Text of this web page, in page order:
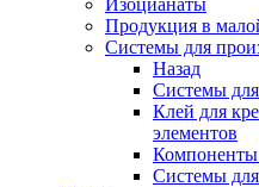
Изоцианаты
Продукция в
Системы для
Назад
Системы для
Клей для
элементов
Компоненты
Системы